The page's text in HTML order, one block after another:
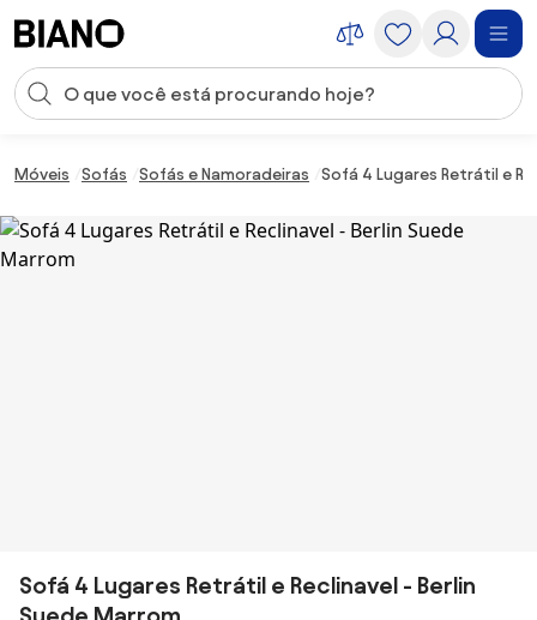
Entrada de pesquisa
Móveis Sofás Sofás e Namoradeiras Sofá 4 Lugares Retrátil e
Sofá 4 Lugares Retrátil e Reclinavel - Berlin